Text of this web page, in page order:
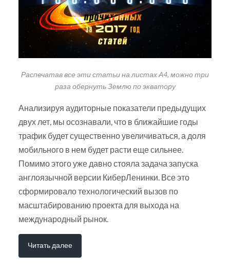
Распечатав все эти статьи на листах А4, можно три
раза обернуть Землю по экватору
Анализируя аудиторные показатели предыдущих
двух лет, мы осознавали, что в ближайшие годы
трафик будет существенно увеличиваться, а доля
мобильного в нем будет расти еще сильнее.
Помимо этого уже давно стояла задача запуска
англоязычной версии КиберЛенинки. Все это
сформировало технологический вызов по
масштабированию проекта для выхода на
международный рынок.
Читать далее